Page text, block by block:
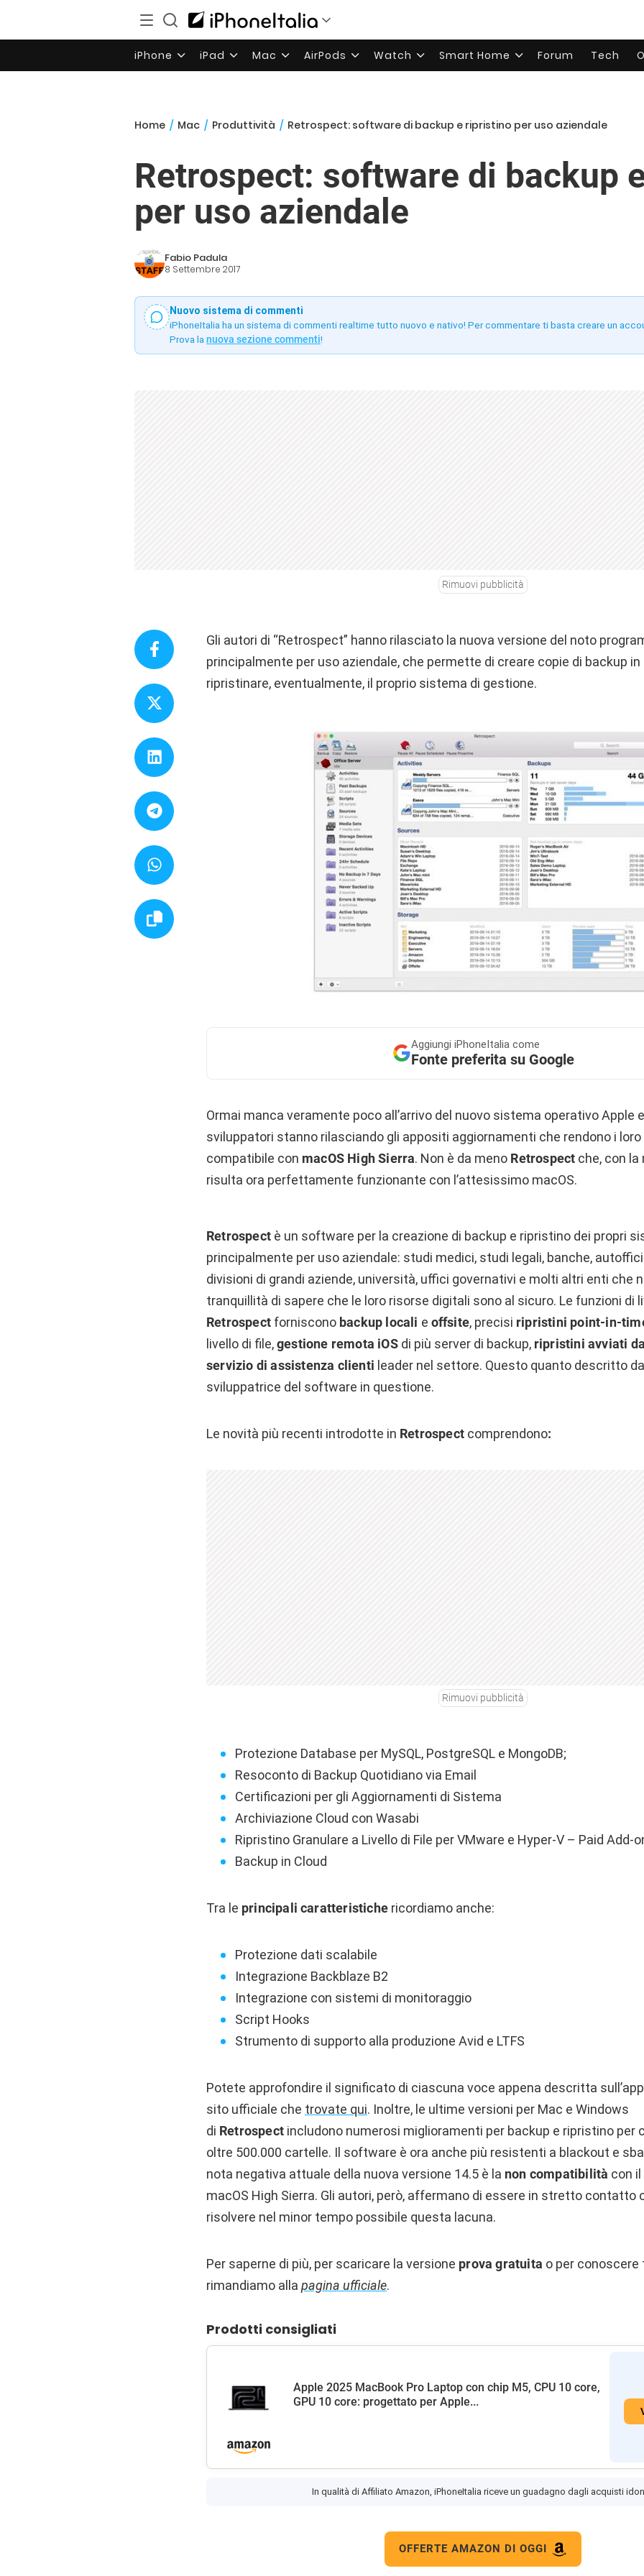
iPhone iPad Mac AirPods Watch Smart Home Forum Tech
Home / Mac / Produttività / Retrospect: software di backup e ripristino per uso aziendale
Retrospect: software di backup
per uso aziendale
Fabio Padula
8 Settembre 2017
Nuovo sistema di commenti
iPhoneItalia ha un sistema di commenti realtime tutto nuovo e nativo! Per commentare ti basta creare un
Prova la nuova sezione commenti!
Rimuovi pubblicità
Gli autori di “Retrospect” hanno rilasciato la nuova versione del noto
principalmente per uso aziendale, che permette di creare copie di backup
ripristinare, eventualmente, il proprio sistema di gestione.
Aggiungi iPhoneItalia come
Fonte preferita su Google
Ormai manca veramente poco all’arrivo del nuovo sistema operativo Apple
sviluppatori stanno rilasciando gli appositi aggiornamenti che rendono i
compatibile con macOS High Sierra. Non è da meno Retrospect che, con la
risulta ora perfettamente funzionante con l’attesissimo macOS.
Retrospect è un software per la creazione di backup e ripristino dei propri
principalmente per uso aziendale: studi medici, studi legali, banche,
divisioni di grandi aziende, università, uffici governativi e molti altri enti che
tranquillità di sapere che le loro risorse digitali sono al sicuro. Le funzioni di
Retrospect forniscono backup locali e offsite, precisi ripristini point-in-
livello di file,gestione remota iOSdi più server di backup, ripristini avviati
servizio di assistenza clienti leader nel settore. Questo quanto descritto
sviluppatrice del software in questione.
Le novità più recenti introdotte in Retrospect comprendono:
Rimuovi pubblicità
Protezione Database per MySQL, PostgreSQL e MongoDB;
Resoconto di Backup Quotidiano via Email
Certificazioni per gli Aggiornamenti di Sistema
Archiviazione Cloud con Wasabi
Ripristino Granulare a Livello di File per VMware e Hyper-V – Paid Add-
Backup in Cloud
Tra le principali caratteristiche ricordiamo anche:
Protezione dati scalabile
Integrazione Backblaze B2
Integrazione con sistemi di monitoraggio
Script Hooks
Strumento di supporto alla produzione Avid e LTFS
Potete approfondire il significato di ciascuna voce appena descritta
sito ufficiale che trovate qui. Inoltre, le ultime versioni per Mac e Windows
di Retrospect includono numerosi miglioramenti per backup e ripristino per
oltre 500.000 cartelle. Il software è ora anche più resistenti a blackout e
nota negativa attuale della nuova versione 14.5 è la non compatibilità con il
macOS High Sierra. Gli autori, però, affermano di essere in stretto contatto
risolvere nel minor tempo possibile questa lacuna.
Per saperne di più, per scaricare la versione prova gratuita o per
rimandiamo alla pagina ufficiale.
Prodotti consigliati
Apple 2025 MacBook Pro Laptop con chip M5, CPU 10 core,
GPU 10 core: progettato per Apple...
In qualità di Affiliato Amazon, iPhoneItalia riceve un guadagno dagli acquisti
OFFERTE AMAZON DI OGGI